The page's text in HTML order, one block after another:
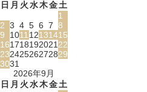
日 月 火水木金土
1
2 3 4 5 6 7 8
9
1011 12131415
161718192021 22
23242526272829
3031
2026年9月
日 月 火水木金土